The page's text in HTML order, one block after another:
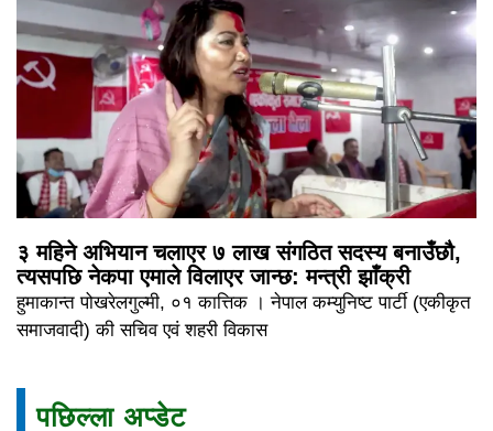
३ महिने अभियान चलाएर ७ लाख संगठित सदस्य बनाउँछौ,
त्यसपछि नेकपा एमाले विलाएर जान्छ: मन्त्री झाँक्री
हुमाकान्त पोखरेलगुल्मी, ०१ कात्तिक । नेपाल कम्युनिष्ट पार्टी (एकीकृत
समाजवादी) की सचिव एवं शहरी विकास
पछिल्ला अप्डेट